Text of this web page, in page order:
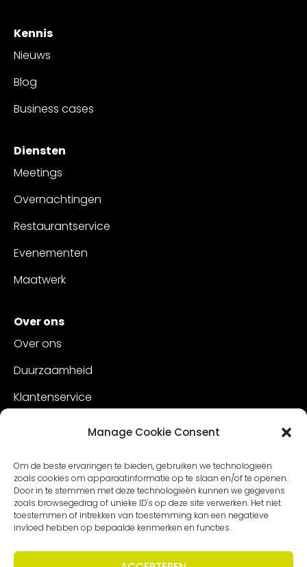
Manage Cookie Consent
Om de beste ervaringen te bieden, gebruiken we technologieën
zoals cookies om apparaatinformatie op te slaan en/of te openen.
Door in te stemmen met deze technologieën kunnen we gegevens
zoals browsegedrag of unieke ID's op deze site verwerken. Het niet
toestemmen of intrekken van toestemming kan een negatieve
invloed hebben op bepaalde kenmerken en functies.
Kennis
Nieuws
Blog
Business cases
Diensten
Meetings
Overnachtingen
Restaurantservice
Evenementen
Maatwerk
Over ons
Over ons
Duurzaamheid
Klantenservice